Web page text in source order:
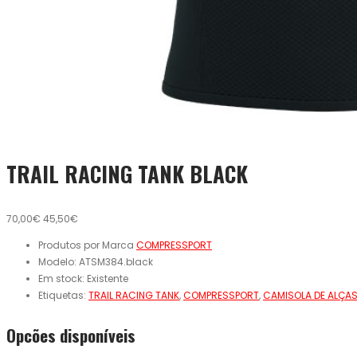
TRAIL RACING TANK BLACK
70,00€ 45,50€
Produtos por Marca COMPRESSPORT
Modelo: ATSM384.black
Em stock: Existente
Etiquetas: TRAIL RACING TANK,COMPRESSPORT,CAMISOLA DE ALÇAS
Opcões disponíveis